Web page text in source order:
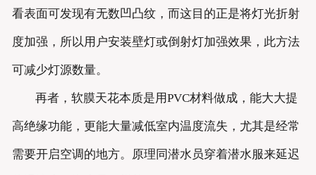
看表面可发现有无数凹凸纹，而这目的正是将灯光折射
度加强，所以用户安装壁灯或倒射灯加强效果，此方法
可减少灯源数量。
再者，软膜天花本质是用PVC材料做成，能大大提
高绝缘功能，更能大量减低室内温度流失，尤其是经常
需要开启空调的地方。原理同潜水员穿着潜水服来延迟